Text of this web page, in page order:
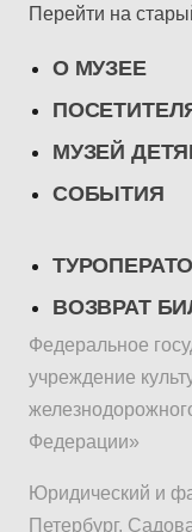
Перейти на
О МУЗЕЕ
МУЗЕЙ
СОБЫТИЯ
ВОЗВРАТ
Федеральное
учреждение
Федерации»
Юридический и
Петербург,